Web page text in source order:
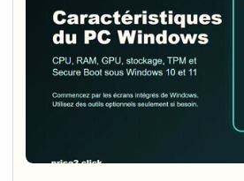
quoi vérifier, ce que signifient les
ensuite sans traiter chaque vieux PC